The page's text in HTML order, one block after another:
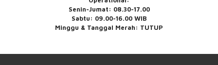
Senin-Jumat: 08.30-17.00
Sabtu: 09.00-16.00 WIB
Minggu & Tanggal Merah: TUTUP